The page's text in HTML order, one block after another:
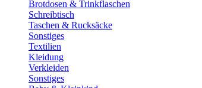
Brotdosen & Trinkflaschen
Schreibtisch
Taschen & Rucksäcke
Sonstiges
Textilien
Kleidung
Verkleiden
Sonstiges